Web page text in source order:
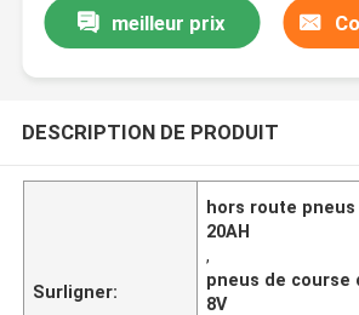
meilleur prix
DESCRIPTION DE PRODUIT
Surligner:
hors route
20AH
,
pneus de course
8V